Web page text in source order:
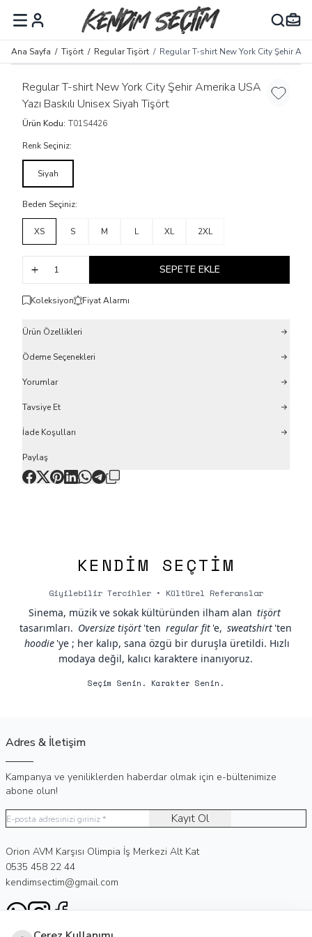
MENÜ
Ana Sayfa / Tişört / Regular Tişört / Regular T-shirt New York City Şehir
Regular T-shirt New York City Şehir Amerika USA
Yazı Baskılı Unisex Siyah Tişört
Favoriye
Ürün Kodu: T01S4426
Renk Seçiniz:
Siyah
Beden Seçiniz:
XS S M L XL 2XL
SEPETE EKLE
Koleksiyon Fiyat Alarmı
Ürün Özellikleri
Ödeme Seçenekleri
Yorumlar
Tavsiye Et
İade Koşulları
Paylaş
KENDIM SEÇTIM
Giyilebilir Tercihler • Kültürel Referanslar
Sinema, müzik ve sokak kültüründen ilham alan tişört
tasarımları. Oversize tişört 'ten regular fit 'e, sweatshirt 'ten
hoodie 'ye ; her kalıp, sana özgü bir duruşla üretildi. Hızlı
modaya değil, kalıcı karaktere inanıyoruz.
Seçim Senin. Karakter Senin.
Adres & İletişim
Kampanya ve yeniliklerden haberdar olmak için e-bültenimize
abone olun!
Kayıt Ol
Adres
Orion AVM Karşısı Olimpia İş Merkezi Alt Kat
Telefon
0535 458 22 44
E-Posta
kendimsectim@gmail.com